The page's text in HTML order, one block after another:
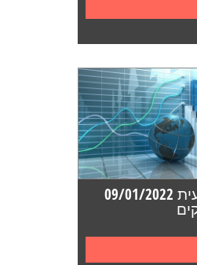
סקירה שבועית 09/01/2022